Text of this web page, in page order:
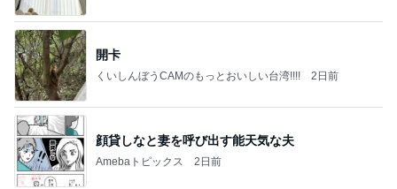
開卡
くいしんぼうCAMのもっとおいしい台湾!!!! 2日前
顔貸しなと妻を呼び出す能天気な夫
Amebaトピックス 2日前